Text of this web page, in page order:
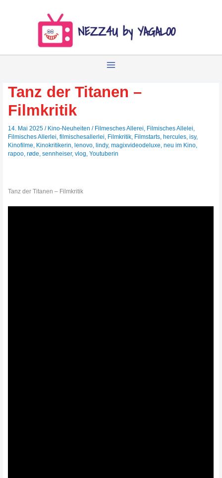
Tanz der Titanen –
Filmkritik
14. Mai 2025/ Kino-Neuheiten / Filmesches Allerei, Filmisches Allelei,
Filmisches Allerlei,filmischesallerlei, Filmkritik, Filmstarts,hercules,isy,
Kinofilme, Kinokritikerin,lenovo,lindy,magixvideodeluxe,neu im Kino,
rapoo,røde,sennheiser,vlog,Youtuberin
Tanz der Titanen – Filmkritik